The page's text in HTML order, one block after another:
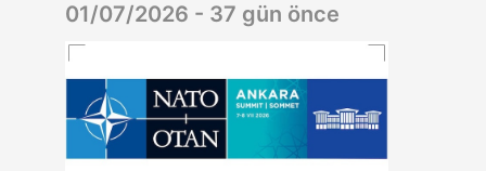
01/07/2026 - 37 gün önce